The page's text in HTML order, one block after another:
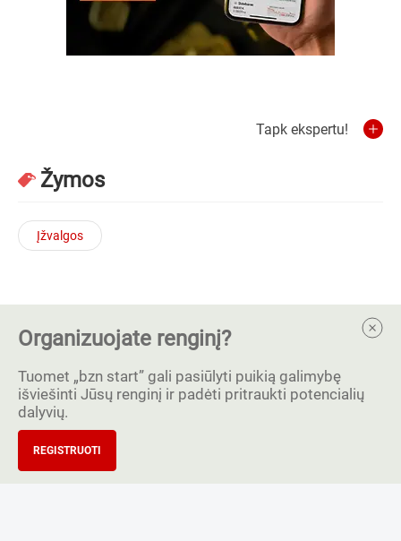
Tapk ekspertu!
Žymos
Įžvalgos
Organizuojate renginį?
Tuomet „bzn start” gali pasiūlyti puikią galimybę
išviešinti Jūsų renginį ir padėti pritraukti potencialių
dalyvių.
REGISTRUOTI